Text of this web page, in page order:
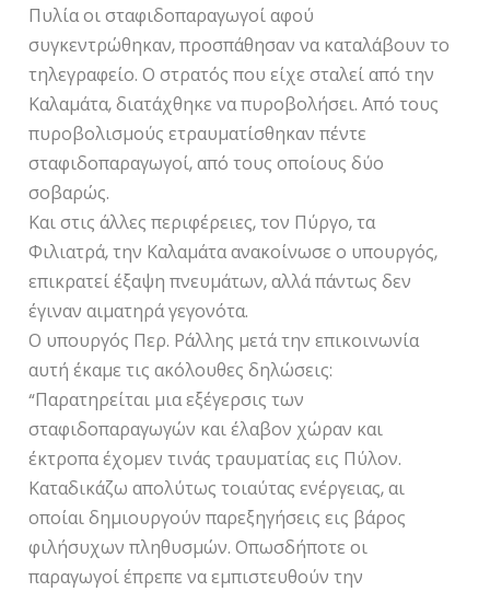
Πυλία οι σταφιδοπαραγωγοί αφού
συγκεντρώθηκαν, προσπάθησαν να καταλάβουν το
τηλεγραφείο. Ο στρατός που είχε σταλεί από την
Καλαμάτα, διατάχθηκε να πυροβολήσει. Από τους
πυροβολισμούς ετραυματίσθηκαν πέντε
σταφιδοπαραγωγοί, από τους οποίους δύο
σοβαρώς.
Και στις άλλες περιφέρειες, τον Πύργο, τα
Φιλιατρά, την Καλαμάτα ανακοίνωσε ο υπουργός,
επικρατεί έξαψη πνευμάτων, αλλά πάντως δεν
έγιναν αιματηρά γεγονότα.
Ο υπουργός Περ. Ράλλης μετά την επικοινωνία
αυτή έκαμε τις ακόλουθες δηλώσεις:
“Παρατηρείται μια εξέγερσις των
σταφιδοπαραγωγών και έλαβον χώραν και
έκτροπα έχομεν τινάς τραυματίας εις Πύλον.
Καταδικάζω απολύτως τοιαύτας ενέργειας, αι
οποίαι δημιουργούν παρεξηγήσεις εις βάρος
φιλήσυχων πληθυσμών. Οπωσδήποτε οι
παραγωγοί έπρεπε να εμπιστευθούν την